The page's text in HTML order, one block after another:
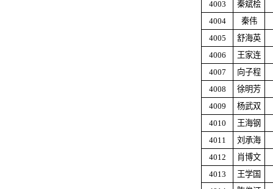
4003
秦斌桧
4004
秦伟
4005
舒海英
4006
王家连
4007
向子程
4008
徐明芳
4009
杨武双
4010
王海钢
4011
刘承海
4012
肖博文
4013
王学国